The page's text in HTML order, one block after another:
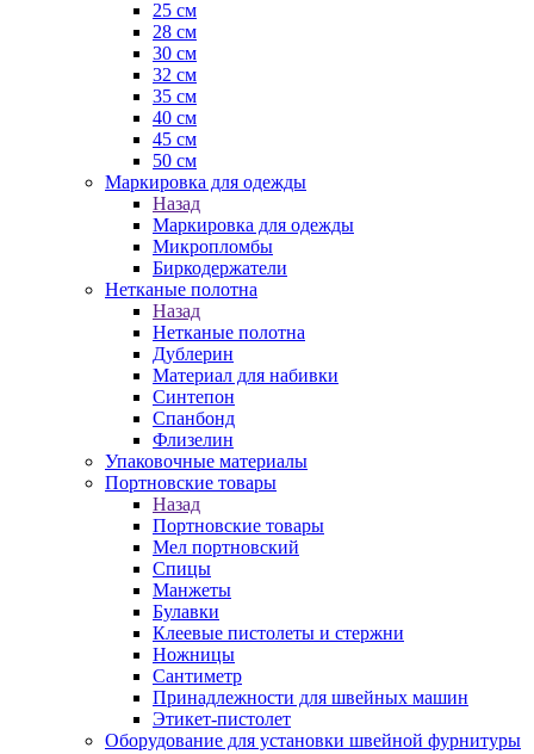
25 см
28 см
30 см
32 см
35 см
40 см
45 см
50 см
Маркировка для одежды
Назад
Маркировка для одежды
Микропломбы
Биркодержатели
Нетканые полотна
Назад
Нетканые полотна
Дублерин
Материал для набивки
Синтепон
Спанбонд
Флизелин
Упаковочные материалы
Портновские товары
Назад
Портновские товары
Мел портновский
Спицы
Манжеты
Булавки
Клеевые пистолеты и стержни
Ножницы
Сантиметр
Принадлежности для швейных машин
Этикет-пистолет
Оборудование для установки швейной фурнитуры